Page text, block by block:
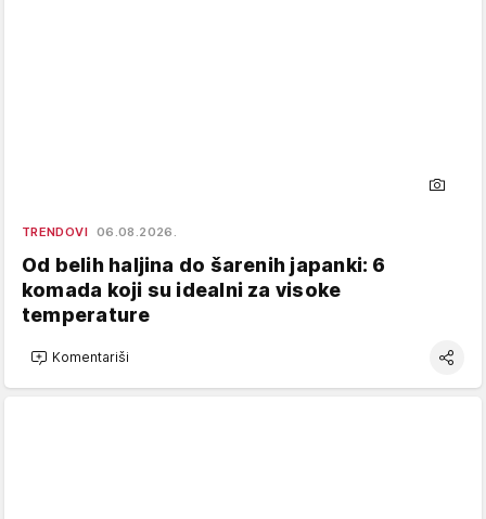
TRENDOVI 06.08.2026.
Od belih haljina do šarenih japanki: 6
komada koji su idealni za visoke
temperature
Komentariši